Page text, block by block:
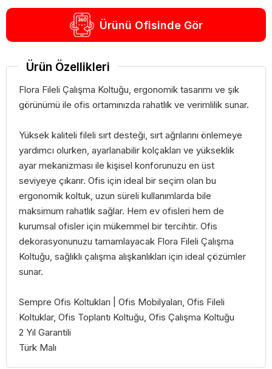
Ürünü Ofisinde Gör
Ürün Özellikleri
Flora Fileli Çalışma Koltuğu, ergonomik tasarımı ve şık
görünümü ile ofis ortamınızda rahatlık ve verimlilik sunar.
Yüksek kaliteli fileli sırt desteği, sırt ağrılarını önlemeye
yardımcı olurken, ayarlanabilir kolçakları ve yükseklik
ayar mekanizması ile kişisel konforunuzu en üst
seviyeye çıkarır. Ofis için ideal bir seçim olan bu
ergonomik koltuk, uzun süreli kullanımlarda bile
maksimum rahatlık sağlar. Hem ev ofisleri hem de
kurumsal ofisler için mükemmel bir tercihtir. Ofis
dekorasyonunuzu tamamlayacak Flora Fileli Çalışma
Koltuğu, sağlıklı çalışma alışkanlıkları için ideal çözümler
sunar.
Sempre Ofis Koltukları | Ofis Mobilyaları, Ofis Fileli
Koltuklar, Ofis Toplantı Koltuğu, Ofis Çalışma Koltuğu
2 Yıl Garantili
Türk Malı